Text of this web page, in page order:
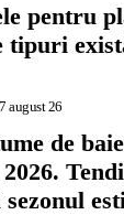
pentru
tipuri
7 august 26
de
sezonul